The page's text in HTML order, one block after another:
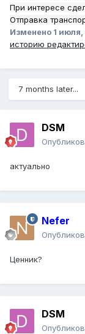
При интересе
Отправка
Изменено 1
историю
7 months later...
DSM
актуально
Nefer
Ценник?
DSM